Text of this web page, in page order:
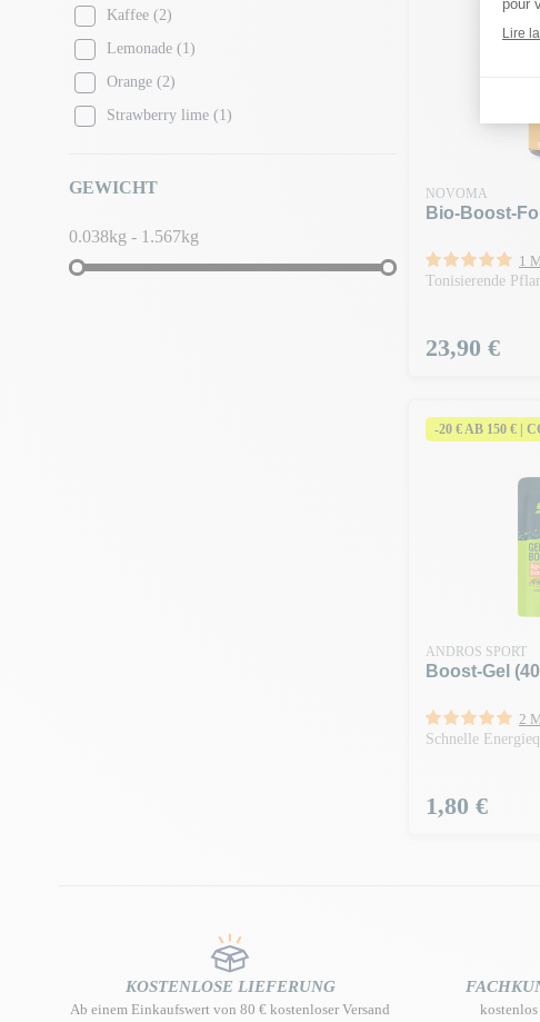
Kaffee (2)
Lemonade (1)
Orange (2)
Strawberry lime (1)
GEWICHT
0.038kg - 1.567kg
NOVOMA
Bio-Boost-
1
Tonisierende
Preis
23,90 €
-20 € AB 150 € |
ANDROS SPORT
Boost-Gel
2
Schnelle
Preis
1,80 €
KOSTENLOSE LIEFERUNG
Ab einem Einkaufswert von 80 € kostenloser Versand